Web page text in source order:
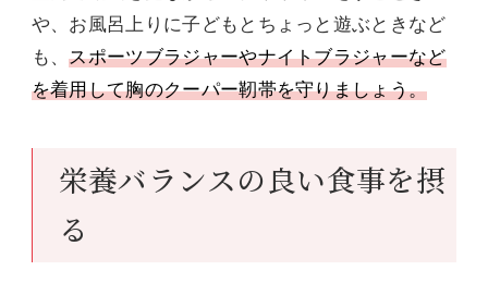
や、お風呂上りに子どもとちょっと遊ぶときなど
も、スポーツブラジャーやナイトブラジャーなど
を着用して胸のクーパー靭帯を守りましょう。
栄養バランスの良い食事を摂
る